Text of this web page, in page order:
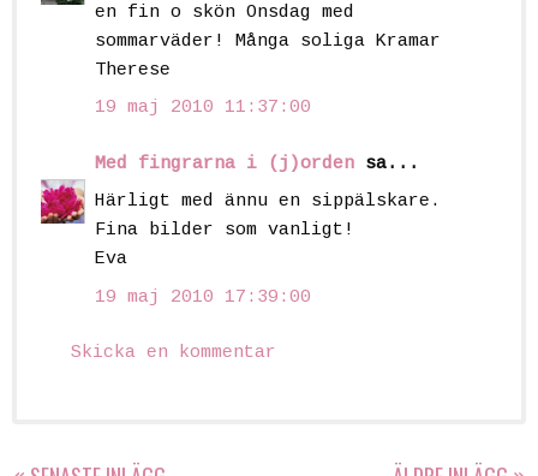
en fin o skön Onsdag med
sommarväder! Många soliga Kramar
Therese
19 maj 2010 11:37:00
Med fingrarna i (j)orden sa...
Härligt med ännu en sippälskare.
Fina bilder som vanligt!
Eva
19 maj 2010 17:39:00
Skicka en kommentar